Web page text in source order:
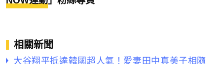
相關新聞
大谷翔平抵達韓國超人氣！愛妻田中真美子相隨